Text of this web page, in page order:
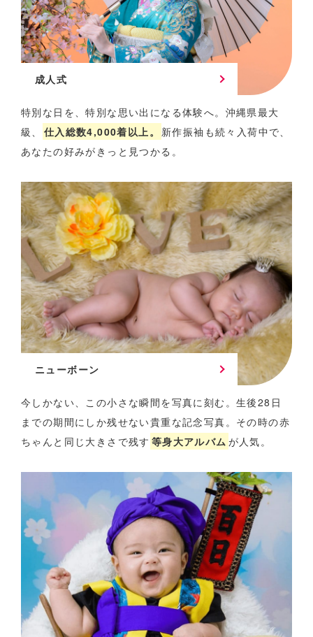
成人式
特別な日を、特別な思い出になる体験へ。 沖縄県最大
級、
仕入総数4,000着以上。
新作振袖も続々入荷中で、
あなたの好みがきっと見つかる。
ニューボーン
今しかない、この小さな瞬間を写真に刻む。 生後28日
までの期間にしか残せない貴重な記念写真。 その時の赤
ちゃんと同じ大きさで残す 等身大アルバム が人気。